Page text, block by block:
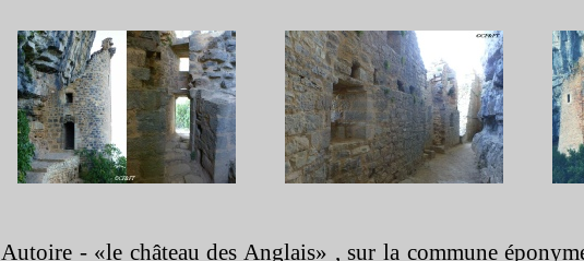
Autoire -«le château des Anglais» , sur la commune